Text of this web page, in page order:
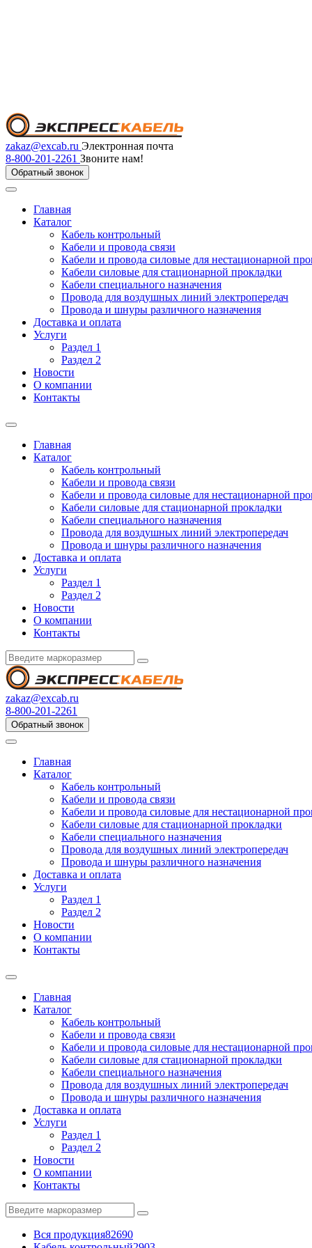
zakaz@excab.ru Электронная почта
8-800-201-2261 Звоните нам!
Обратный звонок
Главная
Каталог
Кабель контрольный
Кабели и провода связи
Кабели и провода силовые для нестационарной
Кабели силовые для стационарной прокладки
Кабели специального назначения
Провода для воздушных линий электропередач
Провода и шнуры различного назначения
Доставка и оплата
Услуги
Раздел 1
Раздел 2
Новости
О компании
Контакты
Главная
Каталог
Кабель контрольный
Кабели и провода связи
Кабели и провода силовые для нестационарной
Кабели силовые для стационарной прокладки
Кабели специального назначения
Провода для воздушных линий электропередач
Провода и шнуры различного назначения
Доставка и оплата
Услуги
Раздел 1
Раздел 2
Новости
О компании
Контакты
zakaz@excab.ru
8-800-201-2261
Обратный звонок
Главная
Каталог
Кабель контрольный
Кабели и провода связи
Кабели и провода силовые для нестационарной
Кабели силовые для стационарной прокладки
Кабели специального назначения
Провода для воздушных линий электропередач
Провода и шнуры различного назначения
Доставка и оплата
Услуги
Раздел 1
Раздел 2
Новости
О компании
Контакты
Главная
Каталог
Кабель контрольный
Кабели и провода связи
Кабели и провода силовые для нестационарной
Кабели силовые для стационарной прокладки
Кабели специального назначения
Провода для воздушных линий электропередач
Провода и шнуры различного назначения
Доставка и оплата
Услуги
Раздел 1
Раздел 2
Новости
О компании
Контакты
Вся продукция82690